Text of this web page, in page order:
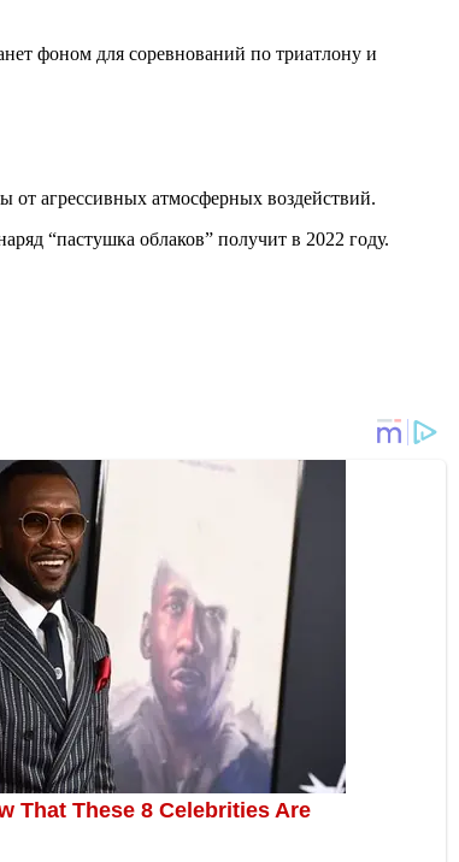
фоном для соревнований по триатлону и
от агрессивных атмосферных воздействий.
“пастушка облаков” получит в 2022 году.